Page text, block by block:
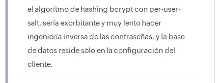
el algoritmo de hashing bcrypt con per-user-
salt, sería exorbitante y muy lento hacer
ingeniería inversa de las contraseñas, y la base
de datos reside sólo en la configuración del
cliente.